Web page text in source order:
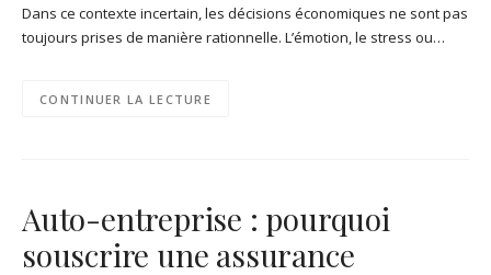
Dans ce contexte incertain, les décisions économiques ne sont pas
toujours prises de manière rationnelle. L’émotion, le stress ou…
CONTINUER LA LECTURE
Auto-entreprise : pourquoi
souscrire une assurance